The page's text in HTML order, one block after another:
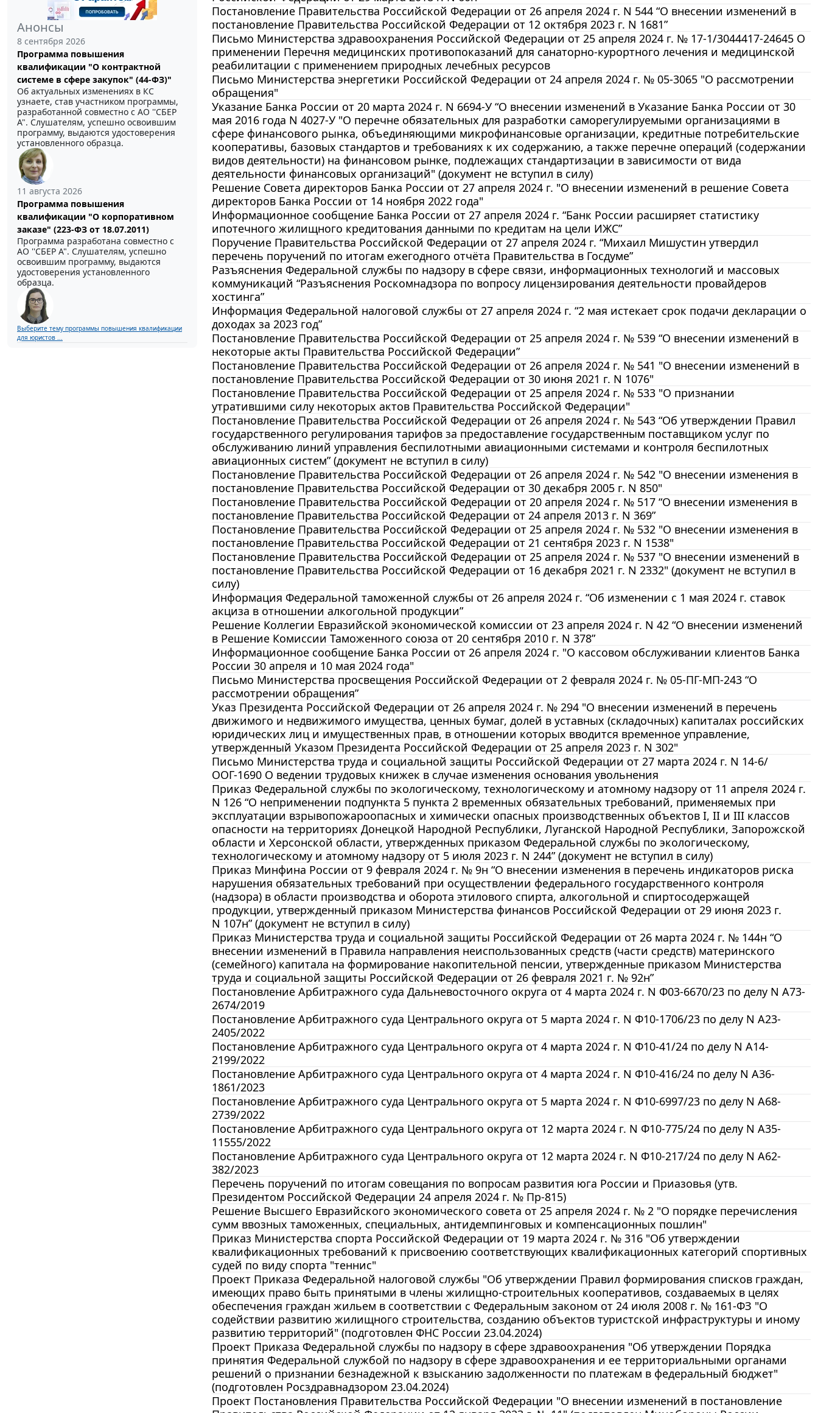
Анонсы
8 сентября 2026
Программа повышения
квалификации "О контрактной
системе в сфере закупок" (44-ФЗ)"
Об актуальных изменениях в КС
узнаете, став участником программы,
разработанной совместно с АО ''СБЕР
А". Слушателям, успешно освоившим
программу, выдаются удостоверения
установленного образца.
11 августа 2026
Программа повышения
квалификации "О корпоративном
заказе" (223-ФЗ от 18.07.2011)
Программа разработана совместно с
АО ''СБЕР А". Слушателям, успешно
освоившим программу, выдаются
удостоверения установленного
образца.
Выберите тему программы повышения квалификации
для юристов ...
Постановление Правительства Российской Федерации от 26 апреля 2024 г. N 544 “О внесении изменений в
постановление Правительства Российской Федерации от 12 октября 2023 г. N 1681”
Письмо Министерства здравоохранения Российской Федерации от 25 апреля 2024 г. № 17-1/3044417-24645 О
применении Перечня медицинских противопоказаний для санаторно-курортного лечения и медицинской
реабилитации с применением природных лечебных ресурсов
Письмо Министерства энергетики Российской Федерации от 24 апреля 2024 г. № 05-3065 "О рассмотрении
обращения"
Указание Банка России от 20 марта 2024 г. N 6694-У “О внесении изменений в Указание Банка России от 30
мая 2016 года N 4027-У "О перечне обязательных для разработки саморегулируемыми организациями в
сфере финансового рынка, объединяющими микрофинансовые организации, кредитные потребительские
кооперативы, базовых стандартов и требованиях к их содержанию, а также перечне операций (содержании
видов деятельности) на финансовом рынке, подлежащих стандартизации в зависимости от вида
деятельности финансовых организаций" (документ не вступил в силу)
Решение Совета директоров Банка России от 27 апреля 2024 г. "О внесении изменений в решение Совета
директоров Банка России от 14 ноября 2022 года"
Информационное сообщение Банка России от 27 апреля 2024 г. “Банк России расширяет статистику
ипотечного жилищного кредитования данными по кредитам на цели ИЖС”
Поручение Правительства Российской Федерации от 27 апреля 2024 г. “Михаил Мишустин утвердил
перечень поручений по итогам ежегодного отчёта Правительства в Госдуме”
Разъяснения Федеральной службы по надзору в сфере связи, информационных технологий и массовых
коммуникаций “Разъяснения Роскомнадзора по вопросу лицензирования деятельности провайдеров
хостинга”
Информация Федеральной налоговой службы от 27 апреля 2024 г. “2 мая истекает срок подачи декларации о
доходах за 2023 год”
Постановление Правительства Российской Федерации от 25 апреля 2024 г. № 539 “О внесении изменений в
некоторые акты Правительства Российской Федерации”
Постановление Правительства Российской Федерации от 26 апреля 2024 г. № 541 "О внесении изменений в
постановление Правительства Российской Федерации от 30 июня 2021 г. N 1076"
Постановление Правительства Российской Федерации от 25 апреля 2024 г. № 533 "О признании
утратившими силу некоторых актов Правительства Российской Федерации"
Постановление Правительства Российской Федерации от 26 апреля 2024 г. № 543 “Об утверждении Правил
государственного регулирования тарифов за предоставление государственным поставщиком услуг по
обслуживанию линий управления беспилотными авиационными системами и контроля беспилотных
авиационных систем” (документ не вступил в силу)
Постановление Правительства Российской Федерации от 26 апреля 2024 г. № 542 "О внесении изменения в
постановление Правительства Российской Федерации от 30 декабря 2005 г. N 850"
Постановление Правительства Российской Федерации от 20 апреля 2024 г. № 517 “О внесении изменения в
постановление Правительства Российской Федерации от 24 апреля 2013 г. N 369”
Постановление Правительства Российской Федерации от 25 апреля 2024 г. № 532 "О внесении изменения в
постановление Правительства Российской Федерации от 21 сентября 2023 г. N 1538"
Постановление Правительства Российской Федерации от 25 апреля 2024 г. № 537 "О внесении изменений в
постановление Правительства Российской Федерации от 16 декабря 2021 г. N 2332" (документ не вступил в
силу)
Информация Федеральной таможенной службы от 26 апреля 2024 г. “Об изменении с 1 мая 2024 г. ставок
акциза в отношении алкогольной продукции”
Решение Коллегии Евразийской экономической комиссии от 23 апреля 2024 г. N 42 “О внесении изменений
в Решение Комиссии Таможенного союза от 20 сентября 2010 г. N 378”
Информационное сообщение Банка России от 26 апреля 2024 г. "О кассовом обслуживании клиентов Банка
России 30 апреля и 10 мая 2024 года"
Письмо Министерства просвещения Российской Федерации от 2 февраля 2024 г. № 05-ПГ-МП-243 “О
рассмотрении обращения”
Указ Президента Российской Федерации от 26 апреля 2024 г. № 294 "О внесении изменений в перечень
движимого и недвижимого имущества, ценных бумаг, долей в уставных (складочных) капиталах российских
юридических лиц и имущественных прав, в отношении которых вводится временное управление,
утвержденный Указом Президента Российской Федерации от 25 апреля 2023 г. N 302"
Письмо Министерства труда и социальной защиты Российской Федерации от 27 марта 2024 г. N 14-6/
ООГ-1690 О ведении трудовых книжек в случае изменения основания увольнения
Приказ Федеральной службы по экологическому, технологическому и атомному надзору от 11 апреля 2024 г.
N 126 “О неприменении подпункта 5 пункта 2 временных обязательных требований, применяемых при
эксплуатации взрывопожароопасных и химически опасных производственных объектов I, II и III классов
опасности на территориях Донецкой Народной Республики, Луганской Народной Республики, Запорожской
области и Херсонской области, утвержденных приказом Федеральной службы по экологическому,
технологическому и атомному надзору от 5 июля 2023 г. N 244” (документ не вступил в силу)
Приказ Минфина России от 9 февраля 2024 г. № 9н “О внесении изменения в перечень индикаторов риска
нарушения обязательных требований при осуществлении федерального государственного контроля
(надзора) в области производства и оборота этилового спирта, алкогольной и спиртосодержащей
продукции, утвержденный приказом Министерства финансов Российской Федерации от 29 июня 2023 г.
N 107н” (документ не вступил в силу)
Приказ Министерства труда и социальной защиты Российской Федерации от 26 марта 2024 г. № 144н “О
внесении изменений в Правила направления неиспользованных средств (части средств) материнского
(семейного) капитала на формирование накопительной пенсии, утвержденные приказом Министерства
труда и социальной защиты Российской Федерации от 26 февраля 2021 г. № 92н”
Постановление Арбитражного суда Дальневосточного округа от 4 марта 2024 г. N Ф03-6670/23 по делу N А73-
2674/2019
Постановление Арбитражного суда Центрального округа от 5 марта 2024 г. N Ф10-1706/23 по делу N А23-
2405/2022
Постановление Арбитражного суда Центрального округа от 4 марта 2024 г. N Ф10-41/24 по делу N А14-
2199/2022
Постановление Арбитражного суда Центрального округа от 4 марта 2024 г. N Ф10-416/24 по делу N А36-
1861/2023
Постановление Арбитражного суда Центрального округа от 5 марта 2024 г. N Ф10-6997/23 по делу N А68-
2739/2022
Постановление Арбитражного суда Центрального округа от 12 марта 2024 г. N Ф10-775/24 по делу N А35-
11555/2022
Постановление Арбитражного суда Центрального округа от 12 марта 2024 г. N Ф10-217/24 по делу N А62-
382/2023
Перечень поручений по итогам совещания по вопросам развития юга России и Приазовья (утв.
Президентом Российской Федерации 24 апреля 2024 г. № Пр-815)
Решение Высшего Евразийского экономического совета от 25 апреля 2024 г. № 2 "О порядке перечисления
сумм ввозных таможенных, специальных, антидемпинговых и компенсационных пошлин"
Приказ Министерства спорта Российской Федерации от 19 марта 2024 г. № 316 "Об утверждении
квалификационных требований к присвоению соответствующих квалификационных категорий спортивных
судей по виду спорта "теннис"
Проект Приказа Федеральной налоговой службы "Об утверждении Правил формирования списков граждан,
имеющих право быть принятыми в члены жилищно-строительных кооперативов, создаваемых в целях
обеспечения граждан жильем в соответствии с Федеральным законом от 24 июля 2008 г. № 161-ФЗ "О
содействии развитию жилищного строительства, созданию объектов туристской инфраструктуры и иному
развитию территорий" (подготовлен ФНС России 23.04.2024)
Проект Приказа Федеральной службы по надзору в сфере здравоохранения "Об утверждении Порядка
принятия Федеральной службой по надзору в сфере здравоохранения и ее территориальными органами
решений о признании безнадежной к взысканию задолженности по платежам в федеральный бюджет"
(подготовлен Росздравнадзором 23.04.2024)
Проект Постановления Правительства Российской Федерации "О внесении изменений в постановление